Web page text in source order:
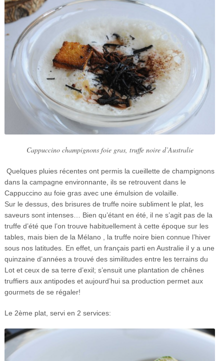
Cappuccino champignons foie gras, truffe noire d’Australie
Quelques pluies récentes ont permis la cueillette de champignons
dans la campagne environnante, ils se retrouvent dans le
Cappuccino au foie gras avec une émulsion de volaille.
Sur le dessus, des brisures de truffe noire subliment le plat, les
saveurs sont intenses… Bien qu’étant en été, il ne s’agit pas de la
truffe d’été que l’on trouve habituellement à cette époque sur les
tables, mais bien de la Mélano , la truffe noire bien connue l’hiver
sous nos latitudes. En effet, un français parti en Australie il y a une
quinzaine d’années a trouvé des similitudes entre les terrains du
Lot et ceux de sa terre d’exil; s’ensuit une plantation de chênes
truffiers aux antipodes et aujourd’hui sa production permet aux
gourmets de se régaler!
Le 2ème plat, servi en 2 services: